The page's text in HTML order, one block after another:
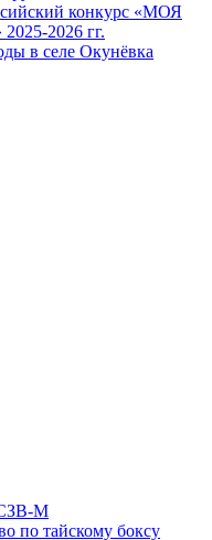
конкурс «МОЯ
2026 гг.
в селе Окунёвка
СЗВ-М